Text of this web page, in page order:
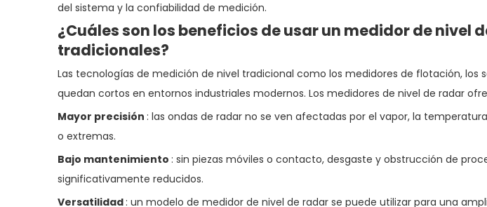
del sistema y la confiabilidad de medición.
¿Cuáles son los beneficios de usar un medidor de nivel
tradicionales?
Las tecnologías de medición de nivel tradicional como los medidores de flotación,
quedan cortos en entornos industriales modernos. Los medidores de nivel de radar
Mayor precisión : las ondas de radar no se ven afectadas por el vapor, la
o extremas.
Bajo mantenimiento : sin piezas móviles o contacto, desgaste y obstrucción de
significativamente reducidos.
Versatilidad : un modelo de medidor de nivel de radar se puede utilizar para una